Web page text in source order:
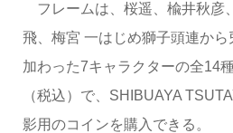
フレームは、桜遥、楡井秋彦
飛、梅宮 一はじめ獅子頭連か
加わった7キャラクターの全14
（税込）で、SHIBUAYA
影用のコインを購入できる。